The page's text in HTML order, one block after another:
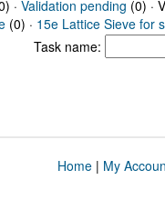
· Validation pending (0) ·
(0) · 15e Lattice Sieve for
Task name:
Home| My